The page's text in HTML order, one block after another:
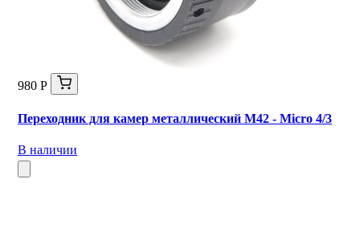
980 Р
Переходник для камер металлический M42 - Micro 4/3
В наличии